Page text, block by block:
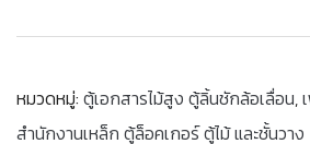
หมวดหมู่: ตู้เอกสารไม้สูง ตู้ลิ้นชักล้อเลื่อน,
สำนักงานเหล็ก ตู้ล็อคเกอร์ ตู้ไม้ และชั้นวาง